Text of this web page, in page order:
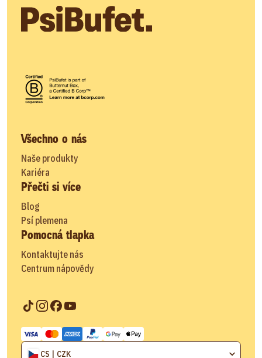
Všechno o nás
Naše produkty
Kariéra
Přečti si více
Blog
Psí plemena
Pomocná tlapka
Kontaktujte nás
Centrum nápovědy
CS | CZK